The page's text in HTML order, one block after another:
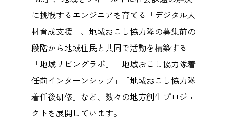
に挑戦するエンジニアを育てる「デジタル人
材育成支援」、地域おこし協力隊の募集前の
段階から地域住民と共同で活動を構築する
「地域リビングラボ」「地域おこし協力隊着
任前インターンシップ」「地域おこし協力隊
着任後研修」など、数々の地方創生プロジェ
クトを展開しています。